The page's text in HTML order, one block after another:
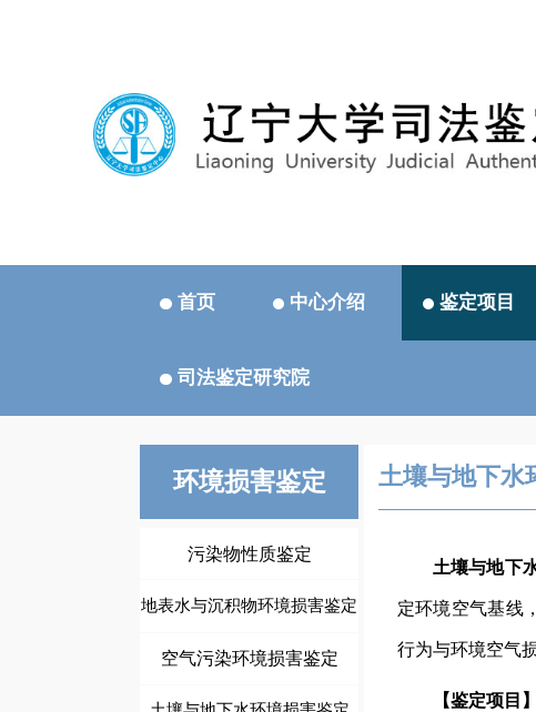
首页 中心介绍 鉴定项目
司法鉴定研究院
环境损害鉴定
污染物性质鉴定
地表水与沉积物环境损害鉴定
空气污染环境损害鉴定
土壤与地下水
土壤与地下
定环境空气基线
行为与环境空气
【鉴定项目】